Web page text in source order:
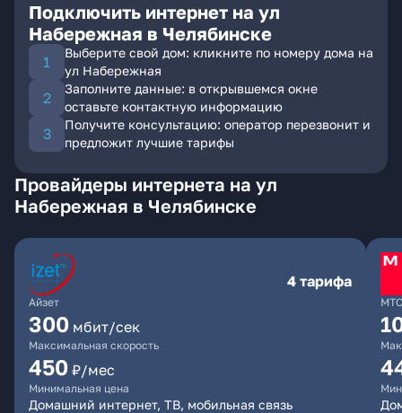
Подключить интернет на ул
Набережная в Челябинске
Выберите свой дом: кликните по номеру дома на
ул Набережная
Заполните данные: в открывшемся окне
оставьте контактную информацию
Получите консультацию: оператор перезвонит и
предложит лучшие тарифы
Провайдеры интернета на ул
Набережная в Челябинске
Айзет
4 тарифа
300 мбит/сек
Максимальная скорость
450 ₽/мес
Минимальная цена
Домашний интернет, ТВ, мобильная связь
МТС